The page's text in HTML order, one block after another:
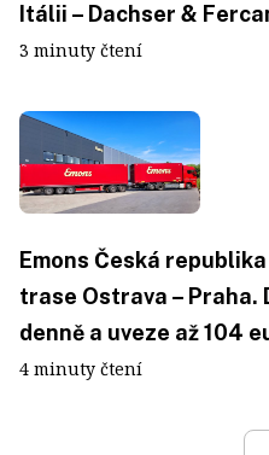
Itálii – Dachser &
3 minuty čtení
Emons Česká
trase Ostrava – Praha.
denně a uveze až 104
4 minuty čtení